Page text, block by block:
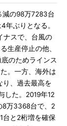
の98万7283台
年ぶりとなる。
ナスで、台風の
生産停止の他、
のためラインス
。一方、海外は
り、過去最高を
した。2019年12
8万3368台で、2
台と2桁増を確保